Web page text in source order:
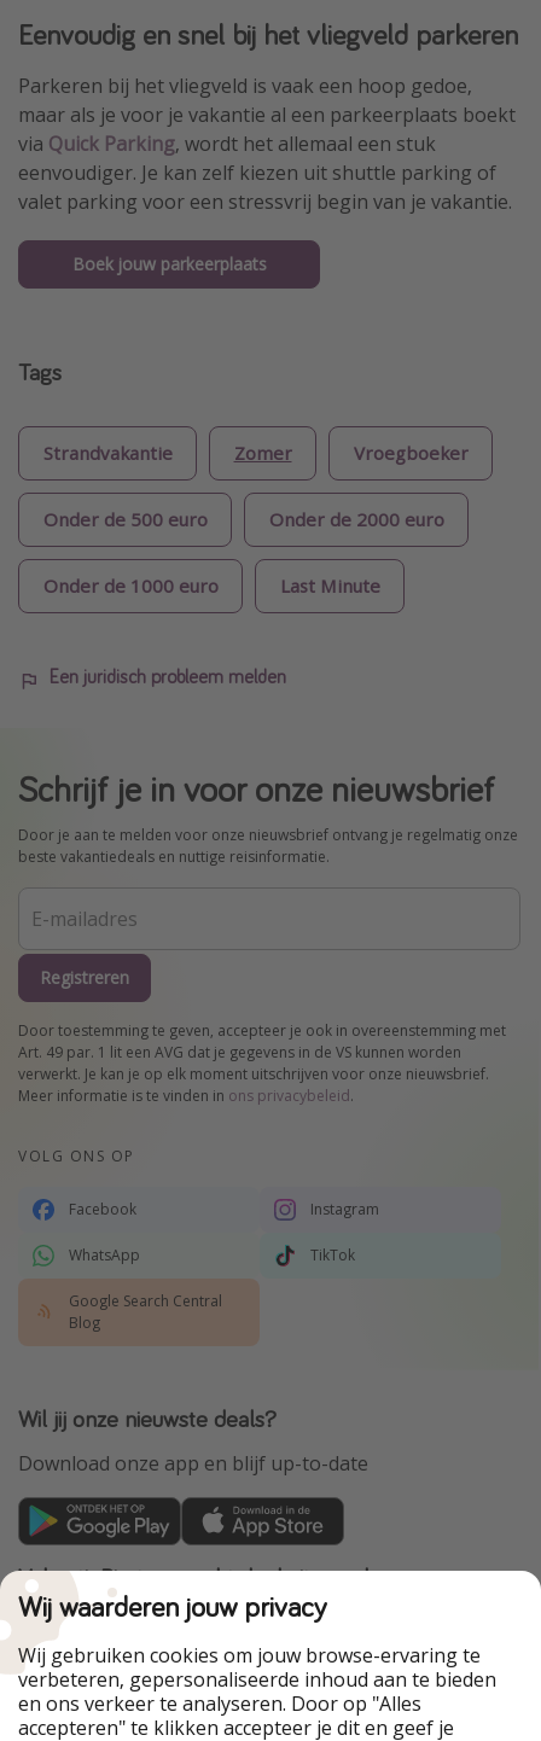
Eenvoudig en snel bij het vliegveld parkeren
Parkeren bij het vliegveld is vaak een hoop gedoe,
maar als je voor je vakantie al een parkeerplaats boekt
via Quick Parking, wordt het allemaal een stuk
eenvoudiger. Je kan zelf kiezen uit shuttle parking of
valet parking voor een stressvrij begin van je vakantie.
Boek jouw parkeerplaats
Tags
Strandvakantie Zomer Vroegboeker
Onder de 500 euro Onder de 2000 euro
Onder de 1000 euro Last Minute
Een juridisch probleem melden
Schrijf je in voor onze nieuwsbrief
Door je aan te melden voor onze nieuwsbrief ontvang je regelmatig onze
beste vakantiedeals en nuttige reisinformatie.
Registreren
Door toestemming te geven, accepteer je ook in overeenstemming met
Art. 49 par. 1 lit een AVG dat je gegevens in de VS kunnen worden
verwerkt. Je kan je op elk moment uitschrijven voor onze nieuwsbrief.
Meer informatie is te vinden in ons privacybeleid.
VOLG ONS OP
Facebook Instagram
WhatsApp TikTok
Google Search Central
Blog
Wil jij onze nieuwste deals?
Download onze app en blijf up-to-date
VakantiePiraten maakt deel uit van de
HolidayPirates Group
Onze markten
PiratinViaggio
HolidayPirates
WakacyjniPiraci
VoyagesPirates
Ferienpiraten
Urlaubspiraten
Wij waarderen jouw privacy
Wij gebruiken cookies om jouw browse-ervaring te
verbeteren, gepersonaliseerde inhoud aan te bieden
en ons verkeer te analyseren. Door op "Alles
accepteren" te klikken accepteer je dit en geef je